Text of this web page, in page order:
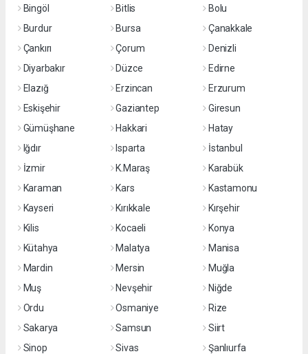
Bingöl
Bitlis
Bolu
Burdur
Bursa
Çanakkale
Çankırı
Çorum
Denizli
Diyarbakır
Düzce
Edirne
Elazığ
Erzincan
Erzurum
Eskişehir
Gaziantep
Giresun
Gümüşhane
Hakkari
Hatay
Iğdır
Isparta
İstanbul
İzmir
K.Maraş
Karabük
Karaman
Kars
Kastamonu
Kayseri
Kırıkkale
Kırşehir
Kilis
Kocaeli
Konya
Kütahya
Malatya
Manisa
Mardin
Mersin
Muğla
Muş
Nevşehir
Niğde
Ordu
Osmaniye
Rize
Sakarya
Samsun
Siirt
Sinop
Sivas Şanlıurfa